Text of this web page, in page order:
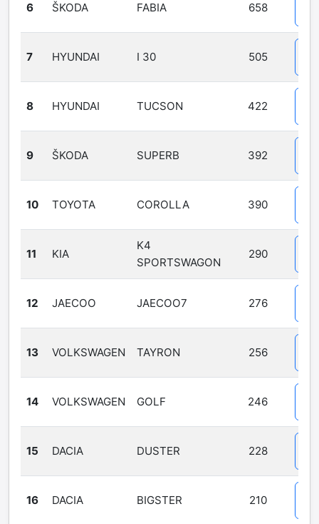
6 ŠKODA FABIA 658
7 HYUNDAI I 30 505
8 HYUNDAI TUCSON 422
9 ŠKODA SUPERB 392
10 TOYOTA COROLLA 390
11 KIA
K4
SPORTSWAGON
290
12 JAECOO JAECOO7 276
13 VOLKSWAGEN TAYRON 256
14 VOLKSWAGEN GOLF 246
15 DACIA DUSTER 228
16 DACIA BIGSTER 210